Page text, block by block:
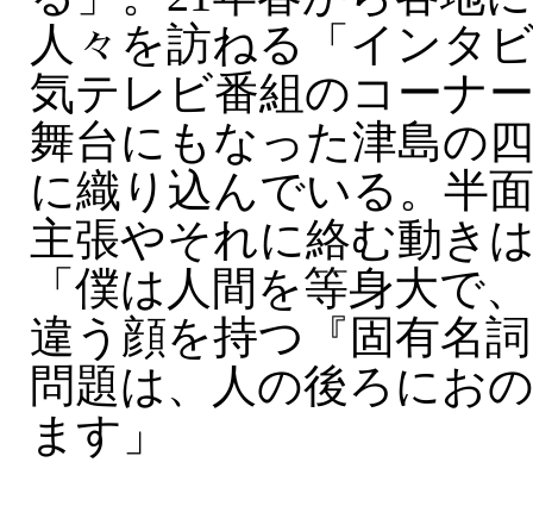
人々を訪ねる「インタ
気テレビ番組のコーナ
舞台にもなった津島の
に織り込んでいる。半
主張やそれに絡む動き
「僕は人間を等身大で
違う顔を持つ『固有名
問題は、人の後ろにお
ます」